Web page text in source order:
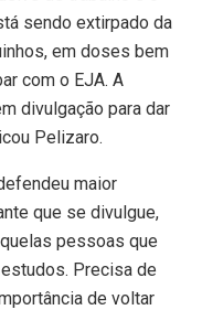
sendo extirpado da
em doses bem
com o EJA. A
divulgação para dar
Pelizaro.
maior
que se divulgue,
pessoas que
Precisa de
de voltar